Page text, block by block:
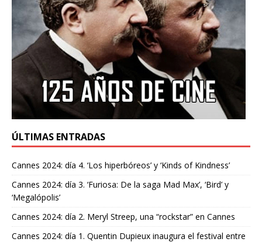
ÚLTIMAS ENTRADAS
Cannes 2024: día 4. ‘Los hiperbóreos’ y ‘Kinds of Kindness’
Cannes 2024: día 3. ‘Furiosa: De la saga Mad Max’, ‘Bird’ y
‘Megalópolis’
Cannes 2024: día 2. Meryl Streep, una “rockstar” en Cannes
Cannes 2024: día 1. Quentin Dupieux inaugura el festival entre